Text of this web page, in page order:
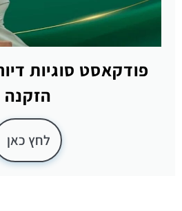
פודקאסט סוגיות
הזקנה
לחץ כאן